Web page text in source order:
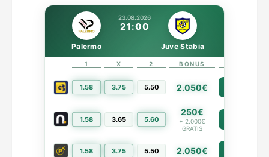
23.08.2026
21:00
Palermo Juve Stabia
1 X 2 BONUS
1.58 3.75 5.50 2.050€
1.58 3.65 5.60
250€
+ 2.000€
GRATIS
1.58 3.75 5.50 2.050€